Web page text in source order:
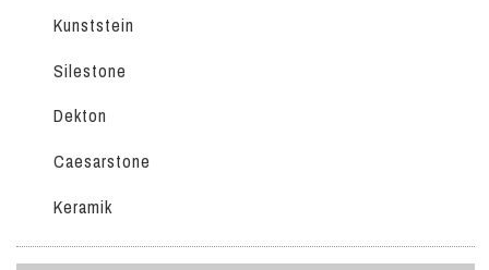
Kunststein
Silestone
Dekton
Caesarstone
Keramik